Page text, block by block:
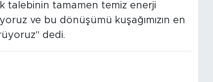
talebinin tamamen temiz enerji
ve bu dönüşümü kuşağımızın en
dedi.